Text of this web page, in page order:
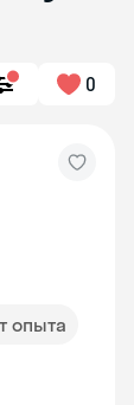
0
опыта